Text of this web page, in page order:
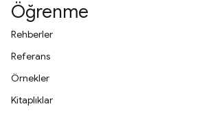
Öğrenme
Rehberler
Referans
Örnekler
Kitaplıklar